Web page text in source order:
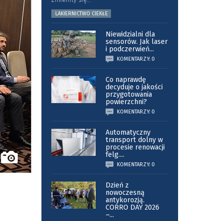
LAKIERNICTWO CIEKŁE
Niewidzialni dla
sensorów. Jak laser
i podczerwień...
KOMENTARZY: 0
Co naprawdę
decyduje o jakości
przygotowania
powierzchni?
KOMENTARZY: 0
Automatyczny
transport dolny w
procesie renowacji
felg....
KOMENTARZY: 0
Dzień z
nowoczesną
antykorozją.
CORRO DAY 2026
–...